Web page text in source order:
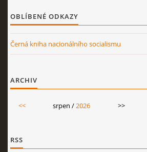
OBLÍBENÉ ODKAZY
Černá kniha nacionálního socialismu
ARCHIV
<< srpen /2026 >>
RSS